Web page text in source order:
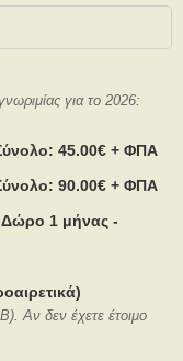
για το 2026:
45.00€ + ΦΠΑ
90.00€ + ΦΠΑ
Δώρο 1 μήνας -
Αν δεν έχετε έτοιμο